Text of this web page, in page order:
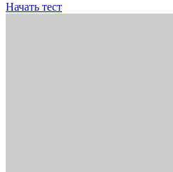
Начать тест